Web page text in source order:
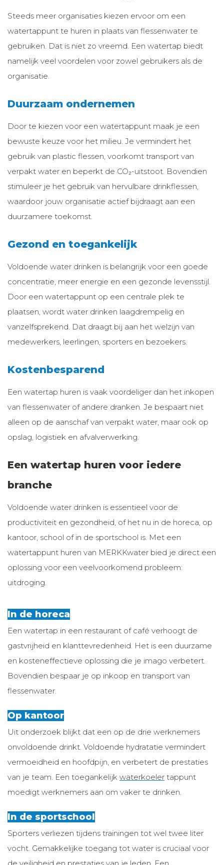
Steeds meer organisaties kiezen ervoor om een
watertappunt te huren in plaats van flessenwater te
gebruiken. Dat is niet zo vreemd. Een watertap biedt
namelijk veel voordelen voor zowel gebruikers als de
organisatie.
Duurzaam ondernemen
Door te kiezen voor een watertappunt maak je een
bewuste keuze voor het milieu. Je vermindert het
gebruik van plastic flessen, voorkomt transport van
verpakt water en beperkt de CO₂-uitstoot. Bovendien
stimuleer je het gebruik van hervulbare drinkflessen,
waardoor jouw organisatie actief bijdraagt aan een
duurzamere toekomst.
Gezond en toegankelijk
Voldoende water drinken is belangrijk voor een goede
concentratie, meer energie en een gezonde levensstijl.
Door een watertappunt op een centrale plek te
plaatsen, wordt water drinken laagdrempelig en
vanzelfsprekend. Dat draagt bij aan het welzijn van
medewerkers, leerlingen, sporters en bezoekers.
Kostenbesparend
Een watertap huren is vaak voordeliger dan het inkopen
van flessenwater of andere dranken. Je bespaart niet
alleen op de aanschaf van verpakt water, maar ook op
opslag, logistiek en afvalverwerking.
Een watertap huren voor iedere
branche
Voldoende water drinken is essentieel voor de
productiviteit en gezondheid, of het nu in de horeca, op
kantoor, school of in de sportschool is. Met een
watertappunt huren van MERKKwater bied je direct een
oplossing voor een veelvoorkomend probleem:
uitdroging.
In de horeca
Een watertap in een restaurant of café verhoogt de
gastvrijheid en klanttevredenheid. Het is een duurzame
en kosteneffectieve oplossing die je imago verbetert.
Bovendien bespaar je op inkoop en transport van
flessenwater.
Op kantoor
Uit onderzoek blijkt dat een op de drie werknemers
onvoldoende drinkt. Voldoende hydratatie vermindert
vermoeidheid en hoofdpijn, en verbetert de prestaties
van je team. Een toegankelijk waterkoeler tappunt
moedigt werknemers aan om vaker te drinken.
In de sportschool
Sporters verliezen tijdens trainingen tot wel twee liter
vocht. Gemakkelijke toegang tot water is cruciaal voor